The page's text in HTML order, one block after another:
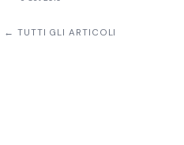
← TUTTI GLI ARTICOLI